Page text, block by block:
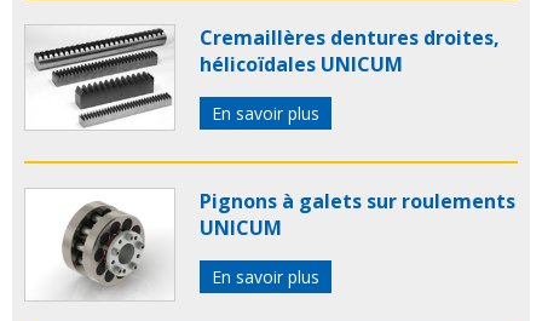
Cremaillères dentures droites,
hélicoïdales UNICUM
En savoir plus
Pignons à galets sur roulements
UNICUM
En savoir plus